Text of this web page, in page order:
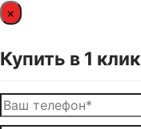
×
Купить в 1 клик